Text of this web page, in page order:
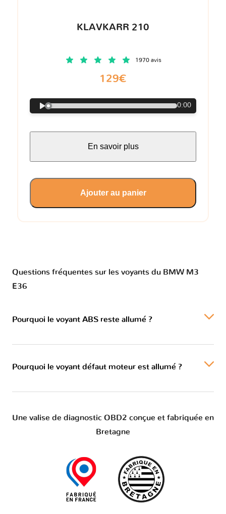
KLAVKARR 210
1970 avis
129€
0:00
En savoir plus
Ajouter au panier
Questions fréquentes sur les voyants du BMW M3
E36
Pourquoi le voyant ABS reste allumé ?
Pourquoi le voyant défaut moteur est allumé ?
Une valise de diagnostic OBD2 conçue et fabriquée en
Bretagne